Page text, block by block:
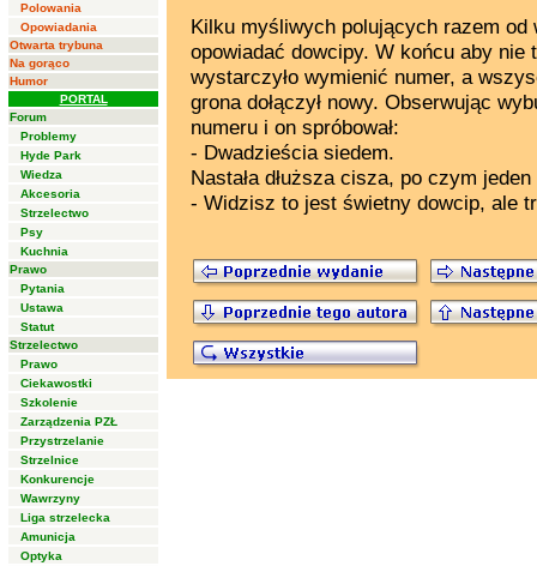
Polowania
Opowiadania
Otwarta trybuna
Na gorąco
Humor
PORTAL
Forum
Problemy
Hyde Park
Wiedza
Akcesoria
Strzelectwo
Psy
Kuchnia
Prawo
Pytania
Ustawa
Statut
Strzelectwo
Prawo
Ciekawostki
Szkolenie
Zarządzenia PZŁ
Przystrzelanie
Strzelnice
Konkurencje
Wawrzyny
Liga strzelecka
Amunicja
Optyka
Kilku myśliwych polujących razem od
opowiadać dowcipy. W końcu aby
wystarczyło wymienić numer, a
grona dołączył nowy. Obserwując
numeru i on spróbował:
- Dwadzieścia siedem.
Nastała dłuższa cisza, po czym
- Widzisz to jest świetny dowcip, ale